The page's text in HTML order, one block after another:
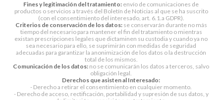
Fines y legitimación del tratamiento: envío de comunicaciones de
productos o servicios a través del Boletín de Noticias al que se ha suscrito
(con el consentimiento del interesado, art. 6.1.a GDPR).
Criterios de conservación de los datos:se conservarán durante no más
tiempo del necesario para mantener el fin del tratamiento o mientras
existan prescripciones legales que dictaminen su custodia y cuando ya no
sea necesario para ello, se suprimirán con medidas de seguridad
adecuadas para garantizar la anonimización de los datos o la destrucción
total de los mismos.
Comunicación de los datos: no se comunicarán los datos a terceros, salvo
obligación legal.
Derechos que asisten al Interesado:
- Derecho a retirar el consentimiento en cualquier momento.
- Derecho de acceso, rectificación, portabilidad y supresión de sus datos, y